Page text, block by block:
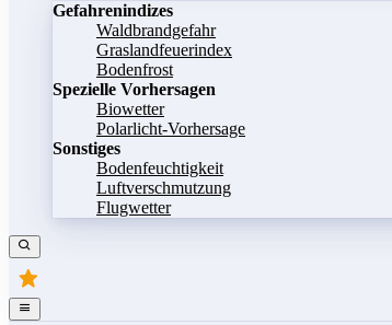
Gefahrenindizes
Waldbrandgefahr
Graslandfeuerindex
Bodenfrost
Spezielle Vorhersagen
Biowetter
Polarlicht-Vorhersage
Sonstiges
Bodenfeuchtigkeit
Luftverschmutzung
Flugwetter